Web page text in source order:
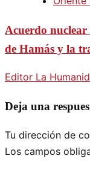
Acuerdo
de Hamás y la
Editor La
Deja una
Tu dirección de
Los campos